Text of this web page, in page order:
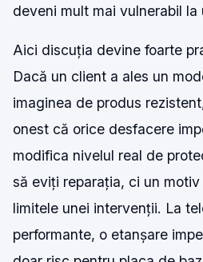
deveni mult mai vulnerabil la
Aici discuția devine foarte
Dacă un client a ales un
imaginea de produs
onest că orice desfacere
modifica nivelul real de
să eviți reparația, ci un
limitele unei intervenții. La
performante, o etanșare